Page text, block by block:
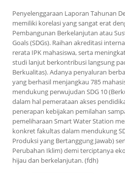
Penyelenggaraan Laporan Tahunan
memiliki korelasi yang sangat erat
Pembangunan Berkelanjutan atau
Goals (SDGs). Raihan akreditasi
rerata IPK mahasiswa, serta
studi lanjut berkontribusi langsung
Berkualitas). Adanya penyaluran
yang berhasil menjangkau 785
mendukung perwujudan SDG 10
dalam hal pemerataan akses
penerapan kebijakan pemilahan
pemeliharaan Smart Water Station
konkret fakultas dalam mendukung
Produksi yang Bertanggung Jawab)
Perubahan Iklim) demi terciptanya
hijau dan berkelanjutan. (fdh)